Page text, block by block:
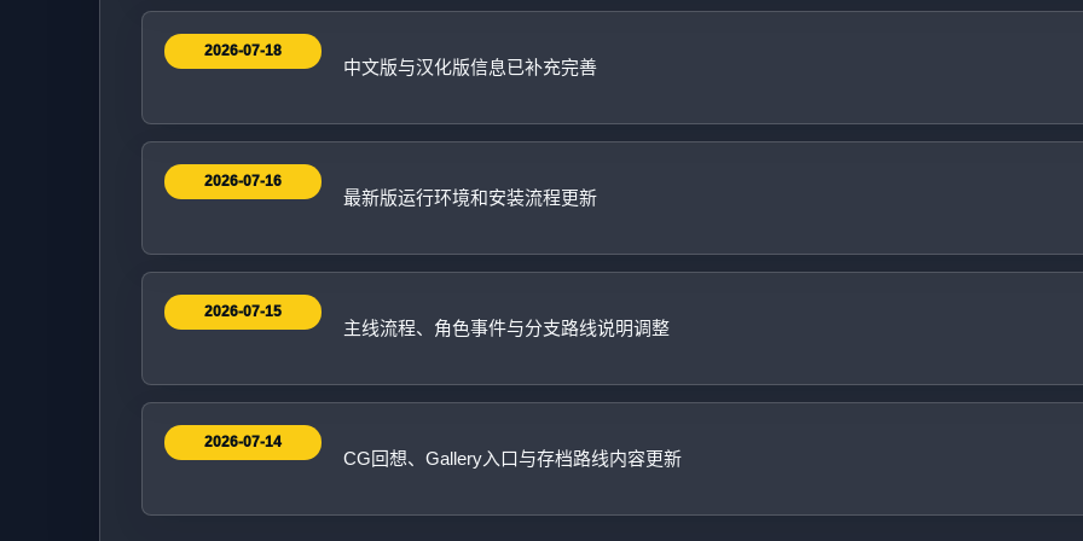
2026-07-18
中文版与汉化版信息已补充完善
2026-07-16
最新版运行环境和安装流程更新
2026-07-15
主线流程、角色事件与分支路线说明调整
2026-07-14
CG回想、Gallery入口与存档路线内容更新